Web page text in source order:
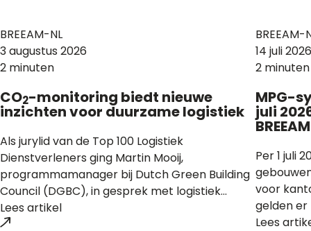
BREEAM-NL
3 augustus 2026
2 minuten
CO2-monitoring biedt nieuwe
inzichten voor duurzame logistiek
Als jurylid van de Top 100 Logistiek
Dienstverleners ging Martin Mooij,
programmamanager bij Dutch Green Building
Council (DGBC), in gesprek met logistiek...
Lees artikel
BREEAM-
14 juli 2026
2 minuten
MPG-
juli
Per 1 juli
voor
gelden er
Lees